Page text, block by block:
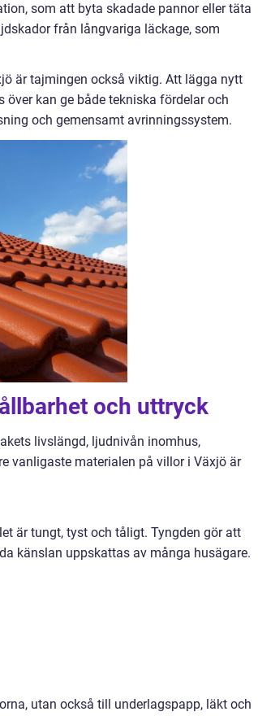
som att byta skadade pannor eller täta
från långvariga läckage, som
är tajmingen också viktig. Att lägga nytt
kan ge både tekniska fördelar och
och gemensamt avrinningssystem.
och uttryck
livslängd, ljudnivån inomhus,
vanligaste materialen på villor i Växjö är
är tungt, tyst och tåligt. Tyngden gör att
känslan uppskattas av många husägare.
utan också till underlagspapp, läkt och